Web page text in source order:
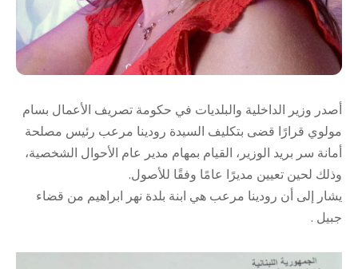
أصدر وزير الداخلية والبلديات في حكومة تصريف الأعمال بسام
مولوي قرارًا قضى بتكليف السيدة رودينا مرعب رئيس مصلحة
أمانة سر بريد الوزير، القيام بمهام مدير عام الأحوال الشخصية،
وذلك لحين تعيين مديرًا عامًا وفقًا للأصول.
يشار إلى أن رودينا مرعب هي ابنة بلدة نهر ابراهيم من قضاء
جبيل .